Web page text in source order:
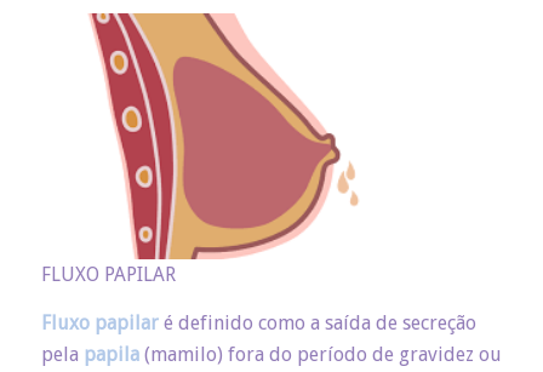
FLUXO PAPILAR
Fluxo papilaré definido como a saída de secreção
pela papila(mamilo) fora do período de gravidez ou